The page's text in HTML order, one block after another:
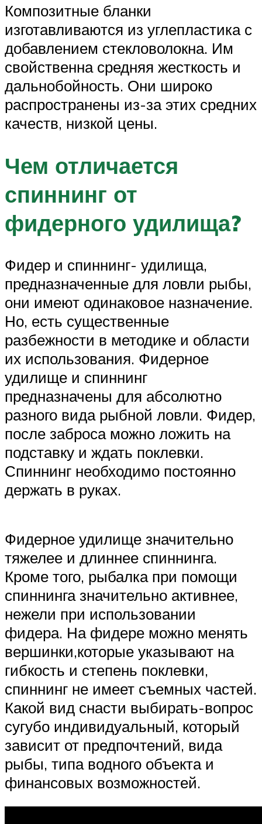
Композитные бланки
изготавливаются из углепластика с
добавлением стекловолокна. Им
свойственна средняя жесткость и
дальнобойность. Они широко
распространены из-за этих средних
качеств, низкой цены.
Чем отличается
спиннинг от
фидерного удилища?
Фидер и спиннинг- удилища,
предназначенные для ловли рыбы,
они имеют одинаковое назначение.
Но, есть существенные
разбежности в методике и области
их использования. Фидерное
удилище и спиннинг
предназначены для абсолютно
разного вида рыбной ловли. Фидер,
после заброса можно ложить на
подставку и ждать поклевки.
Спиннинг необходимо постоянно
держать в руках.
Фидерное удилище значительно
тяжелее и длиннее спиннинга.
Кроме того, рыбалка при помощи
спиннинга значительно активнее,
нежели при использовании
фидера. На фидере можно менять
вершинки,которые указывают на
гибкость и степень поклевки,
спиннинг не имеет съемных частей.
Какой вид снасти выбирать-вопрос
сугубо индивидуальный, который
зависит от предпочтений, вида
рыбы, типа водного объекта и
финансовых возможностей.